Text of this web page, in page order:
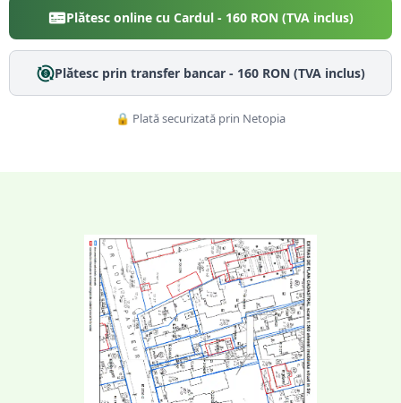
Plătesc online cu Cardul - 160RON (TVA inclus)
Plătesc prin transfer bancar - 160RON (TVA inclus)
🔒 Plată securizată prin Netopia